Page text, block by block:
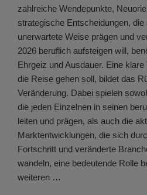
zahlreiche Wendepunkte,
strategische Entscheidungen,
unerwartete Weise prägen und
2026 beruflich aufsteigen will,
Ehrgeiz und Ausdauer. Eine
die Reise gehen soll, bildet das
Veränderung. Dabei spielen
die jeden Einzelnen in seinen
leiten und prägen, als auch die
Marktentwicklungen, die sich
Fortschritt und veränderte
wandeln, eine bedeutende Rolle
weiteren …